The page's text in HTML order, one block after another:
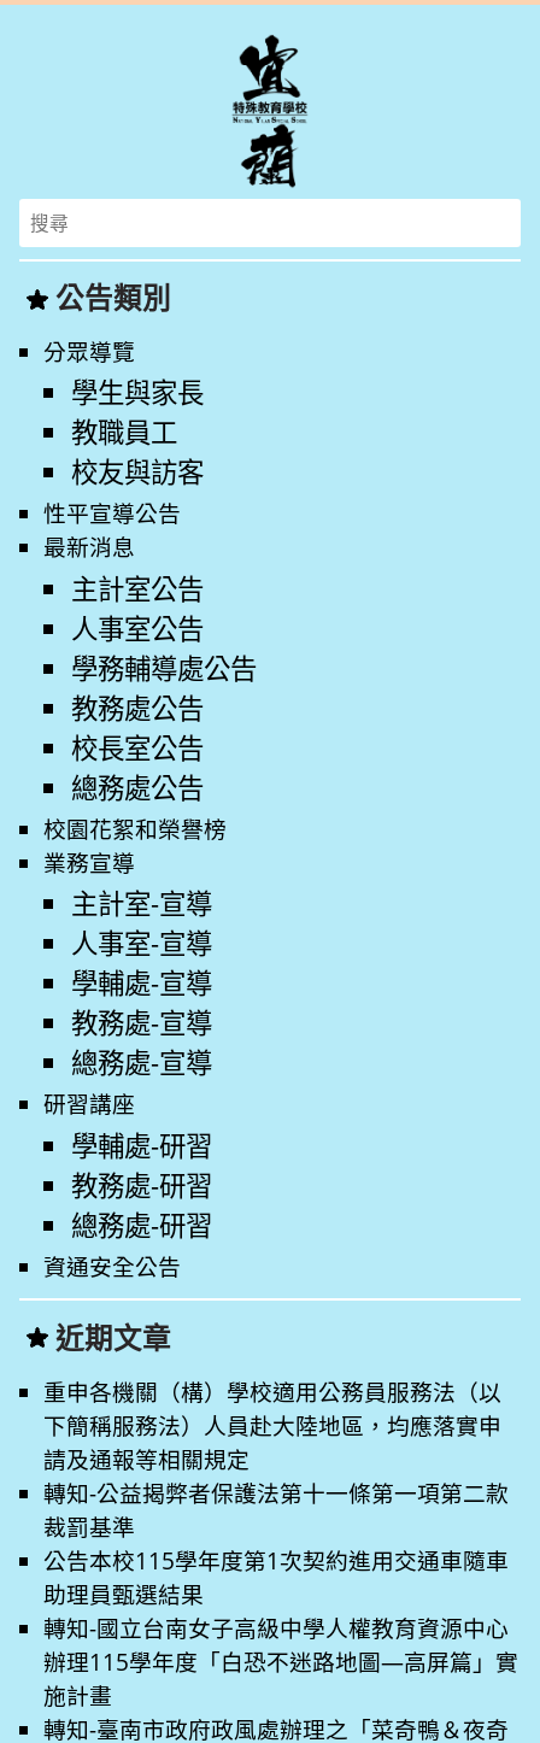
Search
for:
公告類別
分眾導覽
學生與家長
教職員工
校友與訪客
性平宣導公告
最新消息
主計室公告
人事室公告
學務輔導處公告
教務處公告
校長室公告
總務處公告
校園花絮和榮譽榜
業務宣導
主計室-宣導
人事室-宣導
學輔處-宣導
教務處-宣導
總務處-宣導
研習講座
學輔處-研習
教務處-研習
總務處-研習
資通安全公告
近期文章
重申各機關（構）學校適用公務員服務法（以
下簡稱服務法）人員赴大陸地區，均應落實申
請及通報等相關規定
轉知-公益揭弊者保護法第十一條第一項第二款
裁罰基準
公告本校115學年度第1次契約進用交通車隨車
助理員甄選結果
轉知-國立台南女子高級中學人權教育資源中心
辦理115學年度「白恐不迷路地圖—高屏篇」實
施計畫
轉知-臺南市政府政風處辦理之「菜奇鴨＆夜奇